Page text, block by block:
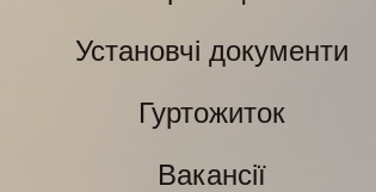
Установчі документи
Гуртожиток
Вакансії